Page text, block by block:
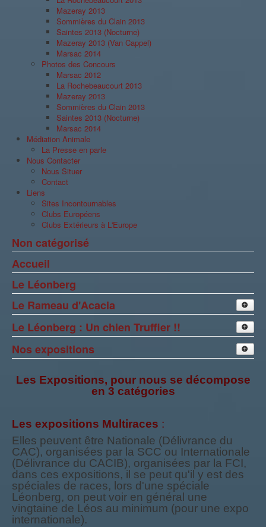
Mazeray 2013
Sommières du Clain 2013
Saintes 2013 (Nocturne)
Mazeray 2013 (Van Cappel)
Marsac 2014
Photos des Concours
Marsac 2012
La Rochebeaucourt 2013
Mazeray 2013
Sommières du Clain 2013
Saintes 2013 (Nocturne)
Marsac 2014
Médiation Animale
La Presse en parle
Nous Contacter
Nous Situer
Contact
Liens
Sites Incontournables
Clubs Européens
Clubs Extérieurs à L'Europe
Non catégorisé
Accueil
Le Léonberg
Le Rameau d'Acacia
Nos Léonbergs
Le Léonberg : Un chien Truffier !!
Nos expositions
Les Expositions, pour nous se décompose
en 3 catégories
Les expositions Multiraces :
Elles peuvent être Nationale (Délivrance du
CAC), organisées par la SCC ou Internationale
(Délivrance du CACIB), organisées par la FCI,
dans ces expositions, il se peut qu'il y est des
spéciales de races, lors d'une spéciale
Léonberg, on peut voir en général une
vingtaine de Léos au minimum (pour une expo
internationale).